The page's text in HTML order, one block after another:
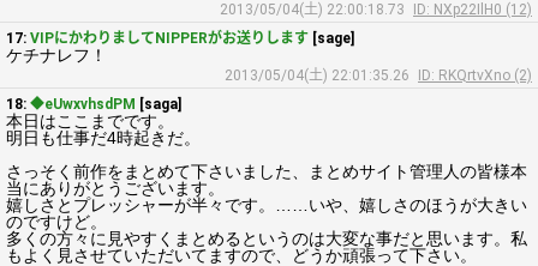
2013/05/04(土) 22:00:18.73
ID: NXp22IlH0 (12)
17: VIPにかわりましてNIPPERがお送りします [sage]
ケチナレフ！
2013/05/04(土) 22:01:35.26
ID: RKQrtvXno (2)
18: ◆eUwxvhsdPM [saga]
本日はここまでです。
明日も仕事だ4時起きだ。
さっそく前作をまとめて下さいました、まとめサイト管理人の皆様本
当にありがとうございます。
嬉しさとプレッシャーが半々です。……いや、嬉しさのほうが大きい
のですけど。
多くの方々に見やすくまとめるというのは大変な事だと思います。私
もよく見させていただいてますので、どうか頑張って下さい。